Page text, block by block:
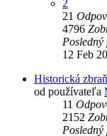
2
21
4796
12 Feb
Historická
od používateľa
11
2152